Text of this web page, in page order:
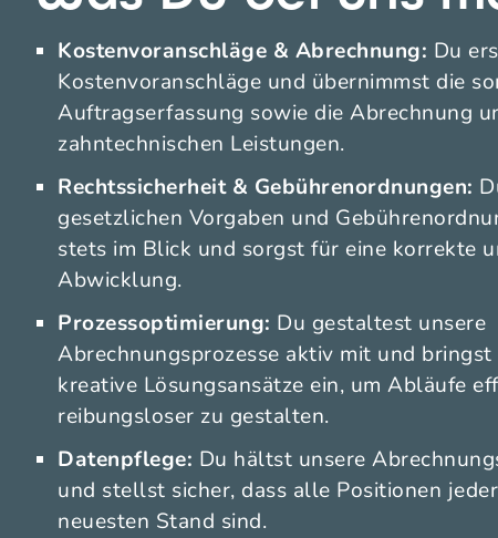
Kostenvoranschläge & Abrechnung: Du
Kostenvoranschläge und übernimmst die
Auftragserfassung sowie die Abrechnung
zahntechnischen Leistungen.
Rechtssicherheit & Gebührenordnungen:
gesetzlichen Vorgaben und
stets im Blick und sorgst für eine korrekte
Abwicklung.
Prozessoptimierung: Du gestaltest unsere
Abrechnungsprozesse aktiv mit und bringst
kreative Lösungsansätze ein, um Abläufe
reibungsloser zu gestalten.
Datenpflege: Du hältst unsere
und stellst sicher, dass alle Positionen
neuesten Stand sind.